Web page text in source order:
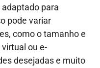
para
pode variar
como o tamanho e
ou e-
desejadas e muito